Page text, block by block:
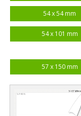
54 x 54 mm
54 x 101 mm
57 x 150 mm